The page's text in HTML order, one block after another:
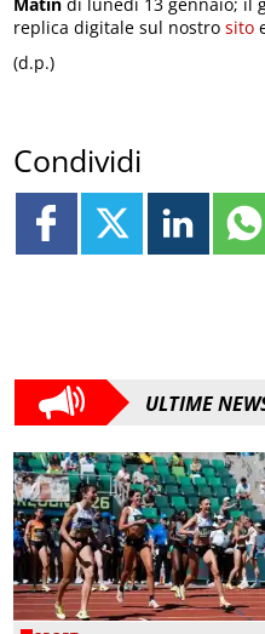
Matin di lunedì 13 gennaio; il
replica digitale sul nostrosito
(d.p.)
Condividi
ULTIME